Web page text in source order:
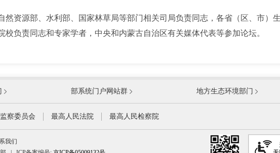
资源部、水利部、国家林草局等部门相关司局负责同志，各省（区、市）
校负责同志和专家学者，中央和内蒙古自治区有关媒体代表等参加论坛。
国防部
国家发展和改革委
公安部
财政部
人力资源和社会保
住房和城乡建设部
部系统门户网站群 地方生态环境部门
察委员会 最高人民法院 最高人民检察院
我们